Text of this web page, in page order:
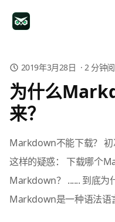
2019年3月28日 ·2分钟
为什么
来？
Markdown不能下载？
这样的疑惑： 下载哪个
Markdown？ ...... 到底为
Markdown是一种语法语